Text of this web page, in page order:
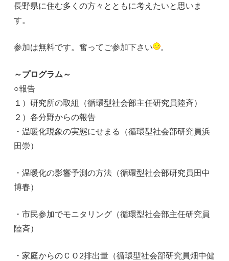
長野県に住む多くの方々とともに考えたいと思いま
す。
参加は無料です。奮ってご参加下さい 。
～プログラム～
○報告
１）研究所の取組（循環型社会部主任研究員陸斉）
２）各分野からの報告
・温暖化現象の実態にせまる（循環型社会部研究員浜
田崇）
・温暖化の影響予測の方法（循環型社会部研究員田中
博春）
・市民参加でモニタリング（循環型社会部主任研究員
陸斉）
・家庭からのＣＯ2排出量（循環型社会部研究員畑中健